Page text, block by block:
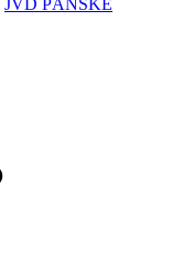
JVD PÁNSKÉ